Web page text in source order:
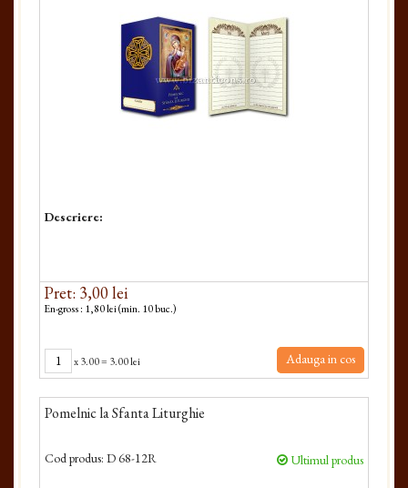
Descriere:
Pret: 3,00 lei
En-gross : 1,80 lei (min. 10 buc.)
x3.00= 3.00 lei Adauga in cos
Pomelnic la Sfanta Liturghie
Cod produs: D 68-12R Ultimul produs